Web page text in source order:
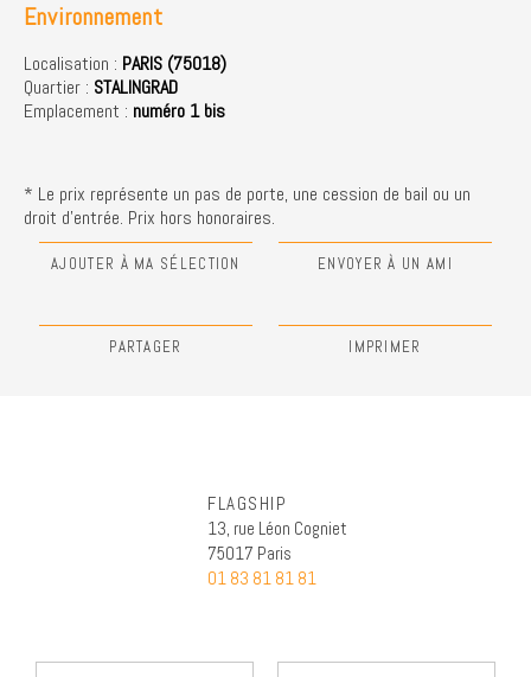
Environnement
Localisation : PARIS (75018)
Quartier : STALINGRAD
Emplacement : numéro 1 bis
* Le prix représente un pas de porte, une cession de bail ou un
droit d'entrée. Prix hors honoraires.
AJOUTER À MA SÉLECTION ENVOYER À UN AMI
PARTAGER IMPRIMER
FLAGSHIP
13, rue Léon Cogniet
75017 Paris
01 83 81 81 81